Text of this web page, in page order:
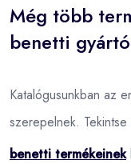
Még több
benetti
Katalógusunkban az
szerepelnek.
benetti termékeinek